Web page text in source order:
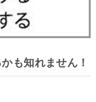
も知れません！